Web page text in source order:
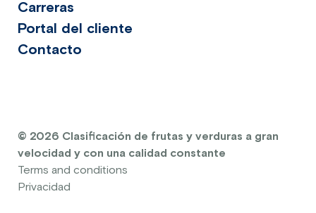
Carreras
Portal del cliente
Contacto
© 2026 Clasificación de frutas y verduras a gran
velocidad y con una calidad constante
Terms and conditions
Privacidad